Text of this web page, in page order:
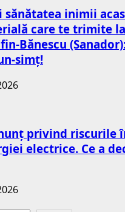
inimii
care te trimite
Bănescu
simț!
privind riscurile
electrice. Ce a